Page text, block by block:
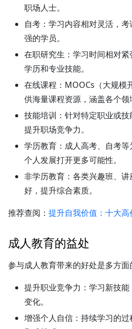
职场人士。
自考： 学习内容相对灵活，
强的学员。
在职研究生： 学习时间相对
学历和专业技能。
在线课程： MOOCs（大规模
供海量课程资源，涵盖各个领
技能培训： 针对特定职业或
提升职场竞争力。
学历教育： 成人高考、自考
个人发展打开更多可能性。
非学历教育： 各类兴趣班、
好，提升综合素质。
推荐查阅： 提升自我价值：十大
成人教育的益处
参与成人教育带来的好处是多方面
提升职业竞争力： 学习新技
变化。
增强个人自信： 持续学习的